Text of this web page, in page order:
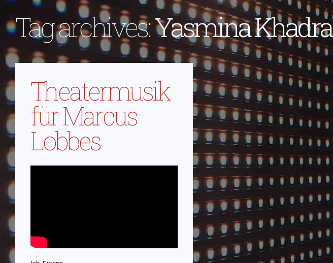
Tag archives:Yasmina Khadra
Theatermusik
für Marcus
Lobbes